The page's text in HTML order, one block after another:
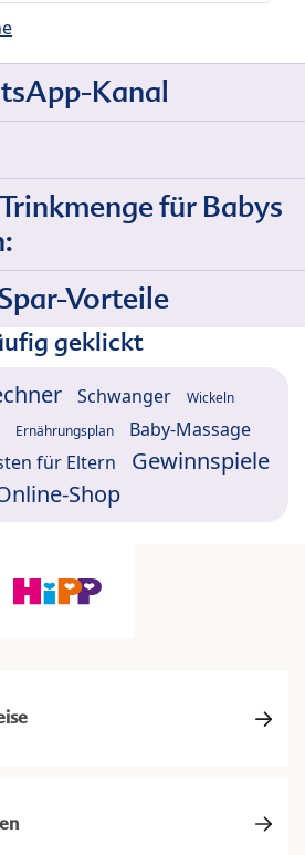
Kanal
für Babys
Vorteile
geklickt
Schwanger Wickeln
Ernährungsplan Baby-Massage
für Eltern
Gewinnspiele
Shop